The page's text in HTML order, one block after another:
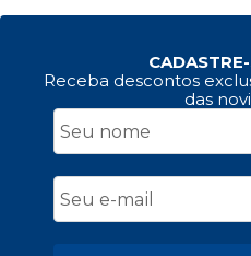
Receba descontos
das